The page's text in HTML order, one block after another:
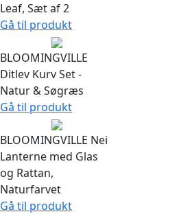
Leaf, Sæt af 2
Gå til produkt
BLOOMINGVILLE
Ditlev Kurv Set -
Natur & Søgræs
Gå til produkt
BLOOMINGVILLE Nei
Lanterne med Glas
og Rattan,
Naturfarvet
Gå til produkt